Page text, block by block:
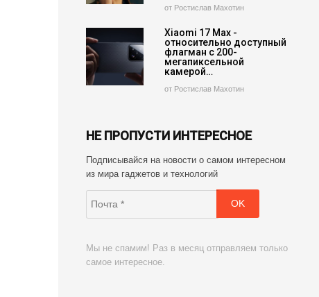
от Ростислав Махотин
Xiaomi 17 Max -
относительно доступный
флагман с 200-
мегапиксельной
камерой…
от Ростислав Махотин
НЕ ПРОПУСТИ ИНТЕРЕСНОЕ
Подписывайся на новости о самом интересном
из мира гаджетов и технологий
Мы не спамим! Раз в месяц отправляем только
самое интересное.